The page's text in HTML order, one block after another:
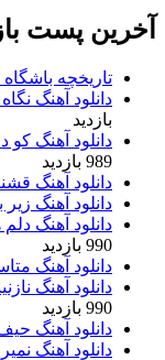
پست
تاریخچه باشگاه
دانلود آهنگ
بازدید
دانلود آهنگ کو
989 بازدید
دانلود آهنگ
دانلود آهنگ
دانلود آهنگ
990 بازدید
دانلود آهنگ
دانلود آهنگ
990 بازدید
دانلود آهنگ
دانلود آهنگ